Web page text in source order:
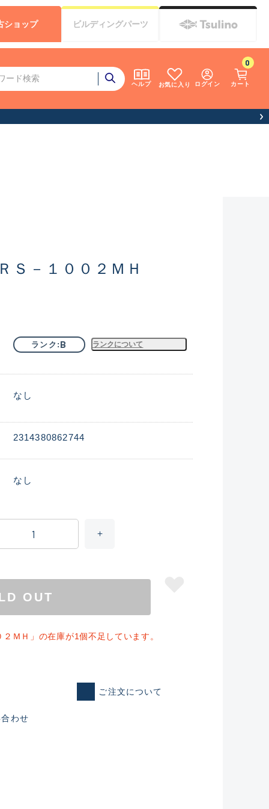
ヘルプ お気に入り ログイン カート
0
ショップ ビルディングパーツ
れた未使用
Ｓ－１００２ＭＨ
ランク B ランクについて
なし
2314380862744
なし
OUT
ＭＨ」の在庫が1個不足しています。
ご注文について
わせ